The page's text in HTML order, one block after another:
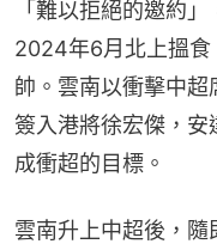
「難以拒絕的邀約
2024年6月北上搵食
帥。雲南以衝擊中
簽入港將徐宏傑，安
成衝超的目標。
雲南升上中超後，隨